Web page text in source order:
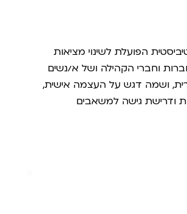
הפועלת לשינוי מציאות
וחברי הקהילה ושל א/נשים
ושמה דגש על העצמה אישית,
ודרישת גישה למשאבים